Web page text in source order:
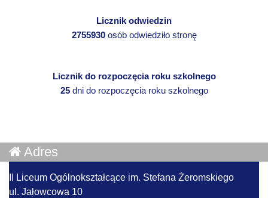
Licznik odwiedzin
2755930osób odwiedziło stronę
Licznik do rozpoczęcia roku szkolnego
25dni do rozpoczęcia roku szkolnego
Adres
II Liceum Ogólnokształcące im. Stefana Żeromskiego
ul. Jałowcowa 10